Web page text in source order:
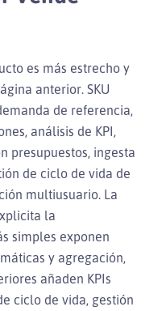
es más estrecho y
anterior. SKU
de referencia,
análisis de KPI,
presupuestos, ingesta
de ciclo de vida de
multiusuario. La
la
simples exponen
y agregación,
añaden KPIs
ciclo de vida, gestión